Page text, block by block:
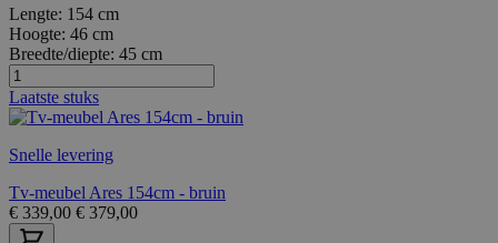
Lengte: 154 cm
Hoogte: 46 cm
Breedte/diepte: 45 cm
Laatste stuks
Snelle levering
Tv-meubel Ares 154cm - bruin
€ 339,00 € 379,00